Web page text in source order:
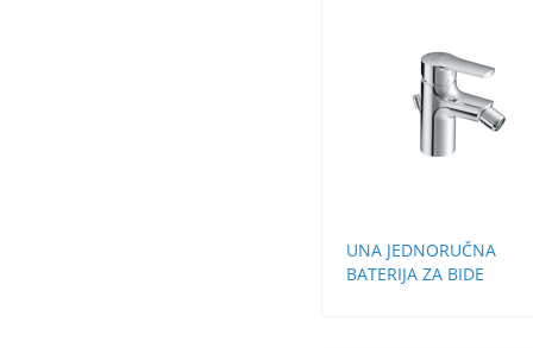
UNA JEDNORUČNA
BATERIJA ZA BIDE